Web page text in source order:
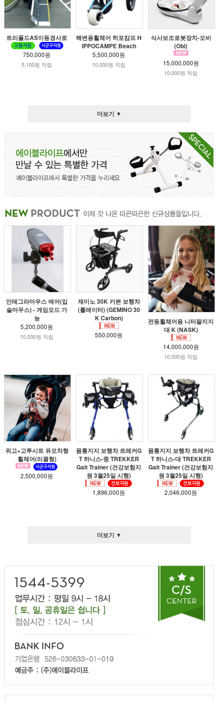
트리폴드AS이동경사로
750,000원
5,100원 적립
해변용휠체어 히포캄프 H
IPPOCAMPE Beach
5,500,000원
10,000원 적립
식사보조로봇장치-오비
(Obi)
15,000,000원
10,000원 적립
더보기 ▼
인테그라마우스 에어(입
술마우스) - 게임모드 가
능
5,200,000원
10,000원 적립
제미노 30K 카본 보행차
(롤레이터) (GEMINO 30
K Carbon)
550,000원
전동휠체어용 니터팔지지
대 K (NASK)
14,000,000원
10,000원 적립
위고+고투시트 유모차형
휠체어(리클형)
2,500,000원
몸통지지 보행차 트레커G
T 하니스-중 TREKKER
Gait Trainer (건강보험지
원 3월25일 시행)
1,896,000원
몸통지지 보행차 트레커G
T 하니스-대 TREKKER
Gait Trainer (건강보험지
원 3월25일 시행)
2,046,000원
더보기 ▼